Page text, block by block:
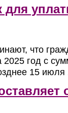
для
что
год с
15 июля